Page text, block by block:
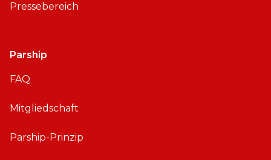
Pressebereich
Parship
FAQ
Mitgliedschaft
Parship-Prinzip